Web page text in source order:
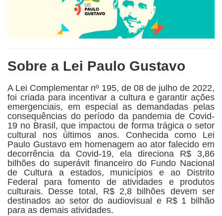
Sobre a Lei Paulo Gustavo
A Lei Complementar nº 195, de 08 de julho de 2022,
foi criada para incentivar a cultura e garantir ações
emergenciais, em especial as demandadas pelas
consequências do período da pandemia de Covid-
19 no Brasil, que impactou de forma trágica o setor
cultural nos últimos anos. Conhecida como Lei
Paulo Gustavo em homenagem ao ator falecido em
decorrência da Covid-19, ela direciona R$ 3,86
bilhões do superávit financeiro do Fundo Nacional
de Cultura a estados, municípios e ao Distrito
Federal para fomento de atividades e produtos
culturais. Desse total, R$ 2,8 bilhões devem ser
destinados ao setor do audiovisual e R$ 1 bilhão
para as demais atividades.